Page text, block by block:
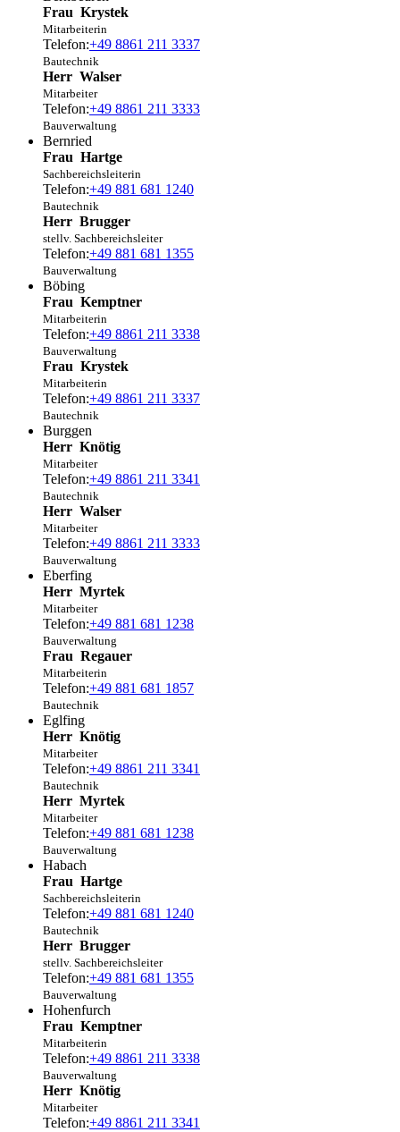
Frau Krystek
Mitarbeiterin
Telefon:+49 8861 211 3337
Bautechnik
Herr Walser
Mitarbeiter
Telefon:+49 8861 211 3333
Bauverwaltung
Bernried
Frau Hartge
Sachbereichsleiterin
Telefon:+49 881 681 1240
Bautechnik
Herr Brugger
stellv. Sachbereichsleiter
Telefon:+49 881 681 1355
Bauverwaltung
Böbing
Frau Kemptner
Mitarbeiterin
Telefon:+49 8861 211 3338
Bauverwaltung
Frau Krystek
Mitarbeiterin
Telefon:+49 8861 211 3337
Bautechnik
Burggen
Herr Knötig
Mitarbeiter
Telefon:+49 8861 211 3341
Bautechnik
Herr Walser
Mitarbeiter
Telefon:+49 8861 211 3333
Bauverwaltung
Eberfing
Herr Myrtek
Mitarbeiter
Telefon:+49 881 681 1238
Bauverwaltung
Frau Regauer
Mitarbeiterin
Telefon:+49 881 681 1857
Bautechnik
Eglfing
Herr Knötig
Mitarbeiter
Telefon:+49 8861 211 3341
Bautechnik
Herr Myrtek
Mitarbeiter
Telefon:+49 881 681 1238
Bauverwaltung
Habach
Frau Hartge
Sachbereichsleiterin
Telefon:+49 881 681 1240
Bautechnik
Herr Brugger
stellv. Sachbereichsleiter
Telefon:+49 881 681 1355
Bauverwaltung
Hohenfurch
Frau Kemptner
Mitarbeiterin
Telefon:+49 8861 211 3338
Bauverwaltung
Herr Knötig
Mitarbeiter
Telefon:+49 8861 211 3341